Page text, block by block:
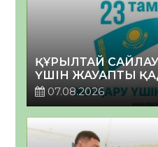
ҚҰРЫЛТАЙ
ҮШІН ЖАУАПТЫ
07.08.2026